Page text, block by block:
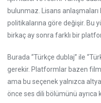
bulunmaz. Lisans
politikalarına göre değişir. Bu
birkaç ay sonra farklı bir
Burada “Türkçe dublaj” ile
gerekir. Platformlar bazen
ama bu seçenek yalnızca
önce ses dili bölümünü ayrıca